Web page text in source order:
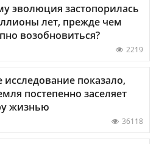
эволюция застопорилась
лет, прежде чем
возобновиться?
2219
исследование показало,
постепенно заселяет
жизнью
36118